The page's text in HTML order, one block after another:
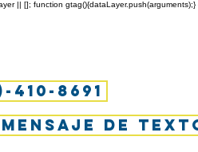
|| []; function
8691
de